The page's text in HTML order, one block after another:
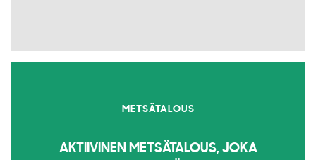
METSÄTALOUS
AKTIIVINEN METSÄTALOUS, JOKA